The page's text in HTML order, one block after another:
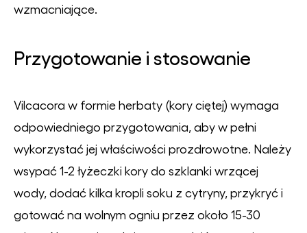
wzmacniające.
Przygotowanie i stosowanie
Vilcacora w formie herbaty (kory ciętej) wymaga
odpowiedniego przygotowania, aby w pełni
wykorzystać jej właściwości prozdrowotne. Należy
wsypać 1-2 łyżeczki kory do szklanki wrzącej
wody, dodać kilka kropli soku z cytryny, przykryć i
gotować na wolnym ogniu przez około 15-30